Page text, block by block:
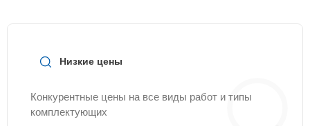
Низкие цены
Конкурентные цены на все виды работ и типы
комплектующих